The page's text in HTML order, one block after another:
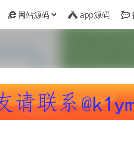
网站源码 app源码